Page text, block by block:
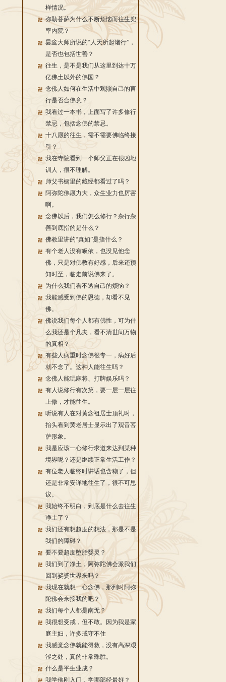
样情况。
弥勒菩萨为什么不断烦恼而往生兜
率内院？
昙鸾大师所说的“人天所起诸行”，
是否也包括世善？
往生，是不是我们从这里到达十万
亿佛土以外的佛国？
念佛人如何在生活中观照自己的言
行是否合佛意？
我看过一本书，上面写了许多修行
禁忌，包括念佛的禁忌。
十八愿的往生，需不需要佛临终接
引？
我在寺院看到一个师父正在很凶地
训人，很不理解。
师父书橱里的藏经都看过了吗？
阿弥陀佛愿力大，众生业力也厉害
啊。
念佛以后，我们怎么修行？杂行杂
善到底指的是什么？
佛教里讲的“真如”是指什么？
有个老人没有皈依，也没见他念
佛，只是对佛教有好感，后来还预
知时至，临走前说佛来了。
为什么我们看不透自己的烦恼？
我能感受到佛的恩德，却看不见
佛。
佛说我们每个人都有佛性，可为什
么我还是个凡夫，看不清世间万物
的真相？
有些人病重时念佛很专一，病好后
就不念了。这种人能往生吗？
念佛人能玩麻将、打牌娱乐吗？
有人说修行有次第，要一层一层往
上修，才能往生。
听说有人在对黄念祖居士顶礼时，
抬头看到黄老居士显示出了观音菩
萨形象。
我是应该一心修行求道来达到某种
境界呢？还是继续正常生活工作？
有位老人临终时讲话也含糊了，但
还是非常安详地往生了，很不可思
议。
我始终不明白，到底是什么去往生
净土了？
我们还有想超度的想法，那是不是
我们的障碍？
要不要超度堕胎婴灵？
我们到了净土，阿弥陀佛会派我们
回到娑婆世界来吗？
我现在就想一心念佛，那到时阿弥
陀佛会来接我的吧？
我们每个人都是南无？
我很想受戒，但不敢。因为我是家
庭主妇，许多戒守不住
我感觉念佛就能得救，没有高深艰
涩之处，真的非常殊胜。
什么是平生业成？
我学佛刚入门，学哪部经最好？